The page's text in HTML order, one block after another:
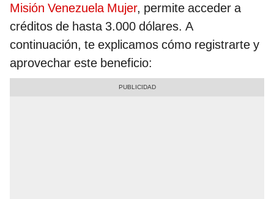
Misión Venezuela Mujer, permite acceder a
créditos de hasta 3.000 dólares. A
continuación, te explicamos cómo registrarte y
aprovechar este beneficio: